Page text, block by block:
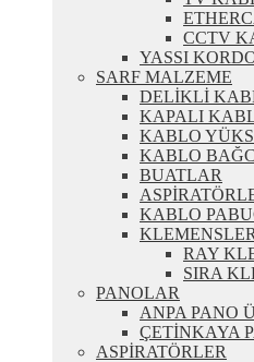
CCTV
YASSI
SARF MALZEME
DELİKLİ
KAPALI
KABLO
KABLO
BUATLAR
KABLO
KLEMENSLER
RAY
SIRA
PANOLAR
ANPA PANO
ÇETİNKAYA
ASPİRATÖRLER